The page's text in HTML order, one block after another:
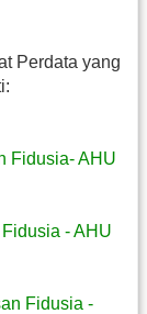
Perdata yang
Fidusia- AHU
- AHU
Fidusia -